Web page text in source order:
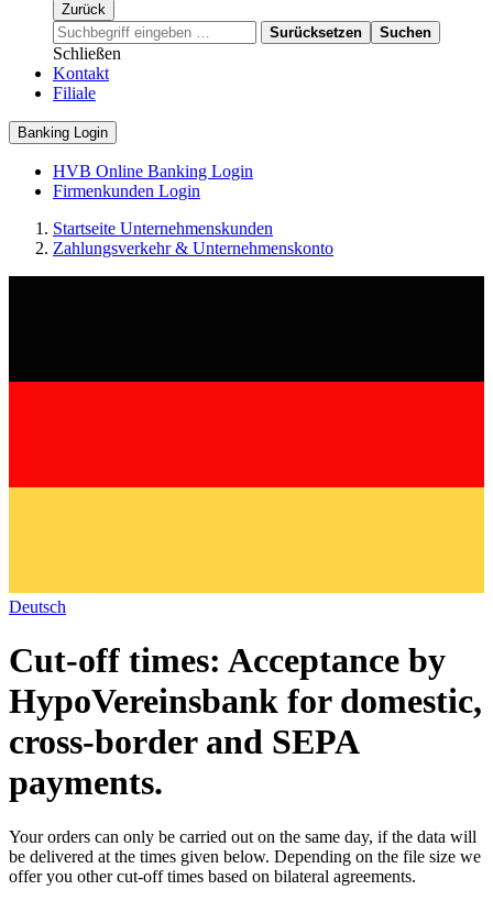
Zurück
Surücksetzen
Suchen
Schließen
Kontakt
Filiale
Banking Login
HVB Online Banking Login
Firmenkunden Login
Startseite Unternehmenskunden
Zahlungsverkehr & Unternehmenskonto
Deutsch
Cut-off times: Acceptance by
HypoVereinsbank for domestic,
cross-border and SEPA
payments.
Your orders can only be carried out on the same day, if the data will
be delivered at the times given below. Depending on the file size we
offer you other cut-off times based on bilateral agreements.